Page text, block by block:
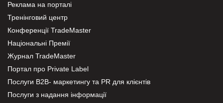
Реклама на порталі
Тренінговий центр
Конференції TradeMaster
Національні Премії
Журнал TradeMaster
Портал про Private Label
Послуги В2В- маркетингу та PR для клієнтів
Послуги з надання інформації